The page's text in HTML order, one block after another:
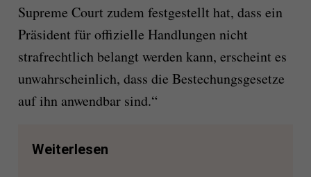
Supreme Court zudem festgestellt hat, dass ein
Präsident für offizielle Handlungen nicht
strafrechtlich belangt werden kann, erscheint es
unwahrscheinlich, dass die Bestechungsgesetze
auf ihn anwendbar sind.“
Weiterlesen